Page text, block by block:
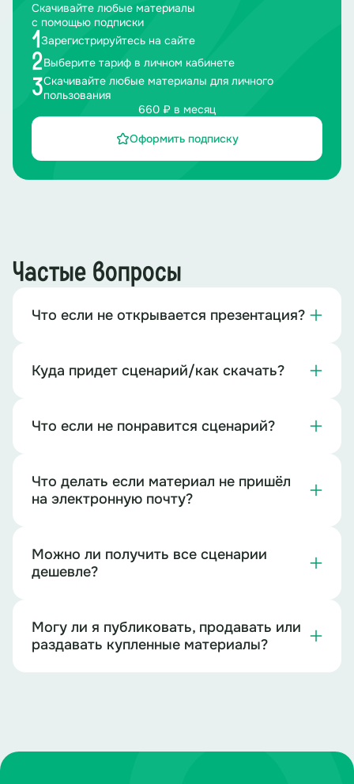
Скачивайте любые материалы
с помощью подписки
1 Зарегистрируйтесь на сайте
2Выберите тариф в личном кабинете
3Скачивайте любые материалы для личного
пользования
660 ₽ в месяц
Оформить подписку
Частые вопросы
Что если не открывается презентация?
Куда придет сценарий/как скачать?
Что если не понравится сценарий?
Что делать если материал не пришёл
на электронную почту?
Можно ли получить все сценарии
дешевле?
Могу ли я публиковать, продавать или
раздавать купленные материалы?